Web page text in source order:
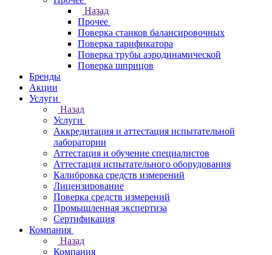
Назад
Прочее
Поверка станков балансировочных
Поверка тарификатора
Поверка трубы аэродинамической
Поверка шприцов
Бренды
Акции
Услуги
Назад
Услуги
Аккредитация и аттестация испытательной
лаборатории
Аттестация и обучение специалистов
Аттестация испытательного оборудования
Калибровка средств измерений
Лицензирование
Поверка средств измерений
Промышленная экспертиза
Сертификация
Компания
Назад
Компания